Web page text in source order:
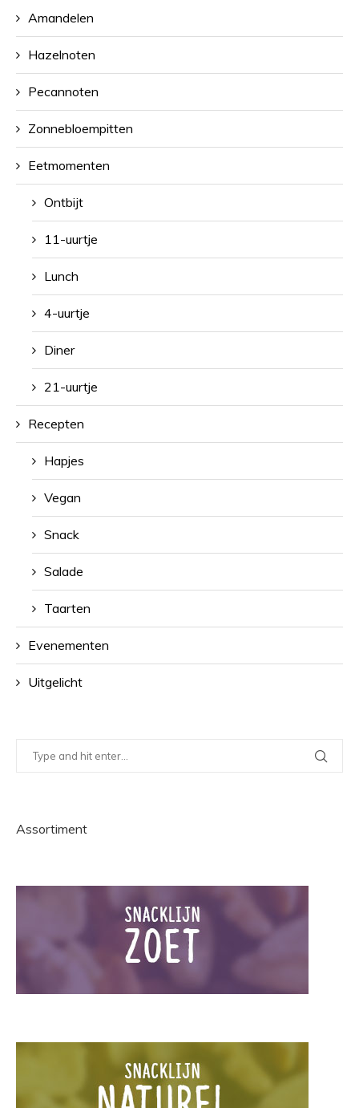
Amandelen
Hazelnoten
Pecannoten
Zonnebloempitten
Eetmomenten
Ontbijt
11-uurtje
Lunch
4-uurtje
Diner
21-uurtje
Recepten
Hapjes
Vegan
Snack
Salade
Taarten
Evenementen
Uitgelicht
Assortiment